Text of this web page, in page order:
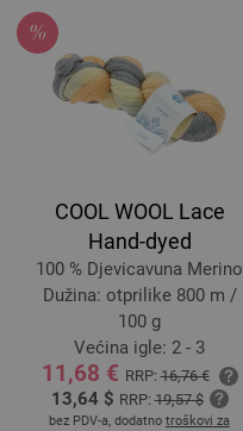
COOL WOOL Lace
Hand-dyed
100 % Djevicavuna Merino
Dužina: otprilike 800 m /
100 g
Većina igle: 2 - 3
11,68 € RRP:16,76 €
13,64 $ RRP:19,57 $
bez PDV-a, dodatno troškovi za